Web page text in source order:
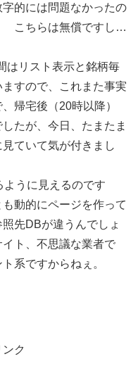
的には問題なかったの
こちらは無償ですし…
はリスト表示と銘柄毎
すので、これまた事実
帰宅後（20時以降）
たが、今日、たまたま
ていて気が付きまし
うに見えるのです
動的にページを作って
先DBが違うんでしょ
ト、不思議な業者で
系ですからねぇ。
ク